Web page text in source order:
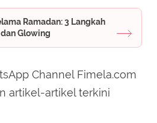
Ramadan: 3 Langkah
Glowing
Channel Fimela.com
artikel-artikel terkini